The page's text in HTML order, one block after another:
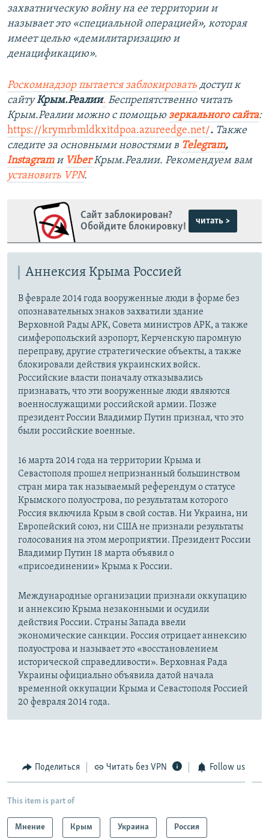
захватническую войну на ее территории и
называет это «специальной операцией», которая
имеет целью «демилитаризацию и
денацификацию».
Роскомнадзор пытается заблокировать доступ к
сайтуКрым.Реалии. Беспрепятственно читать
Крым.Реалии можно с помощью зеркального сайта:
https://krymrbmldkxitdpoa.azureedge.net/. Также
следите за основными новостями в Telegram,
Instagram и ViberКрым.Реалии. Рекомендуем вам
установить VPN.
Сайт заблокирован?
Обойдите блокировку!
читать >
Аннексия Крыма Россией
В феврале 2014 года вооруженные люди в форме без
опознавательных знаков захватили здание
Верховной Рады АРК, Совета министров АРК, а также
симферопольский аэропорт, Керченскую паромную
переправу, другие стратегические объекты, а также
блокировали действия украинских войск.
Российские власти поначалу отказывались
признавать, что эти вооруженные люди являются
военнослужащими российской армии. Позже
президент России Владимир Путин признал, что это
были российские военные.
16 марта 2014 года на территории Крыма и
Севастополя прошел непризнанный большинством
стран мира так называемый референдум о статусе
Крымского полуострова, по результатам которого
Россия включила Крым в свой состав. Ни Украина, ни
Европейский союз, ни США не признали результаты
голосования на этом мероприятии. Президент России
Владимир Путин 18 марта объявил о
«присоединении» Крыма к России.
Международные организации признали оккупацию
и аннексию Крыма незаконными и осудили
действия России. Страны Запада ввели
экономические санкции. Россия отрицает аннексию
полуострова и называет это «восстановлением
исторической справедливости». Верховная Рада
Украины официально объявила датой начала
временной оккупации Крыма и Севастополя Россией
20 февраля 2014 года.
Поделиться Читать без VPN Follow us
This item is part of
Мнение Крым Украина Россия